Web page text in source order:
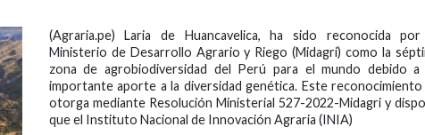
(Agraria.pe) Laria de Huancavelica, ha sido reconocida
Ministerio de Desarrollo Agrario y Riego (Midagri) como la
zona de agrobiodiversidad del Perú para el mundo debido a
importante aporte a la diversidad genética. Este
otorga mediante Resolución Ministerial 527-2022-Midagri y
que el Instituto Nacional de Innovación Agraria (INIA)